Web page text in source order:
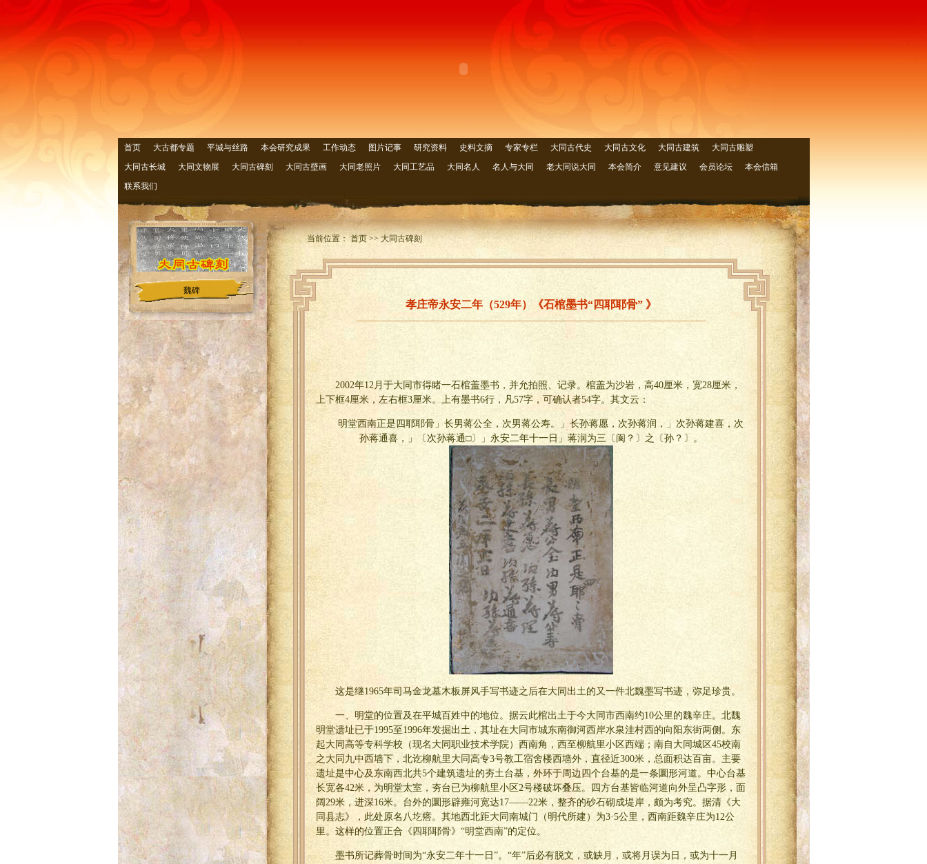
首页 大古都专题 平城与丝路 本会研究成果 工作动态 图片记事 研究资料 史料文摘 专家专栏 大同古代史 大同古文化 大同古建筑
大同古雕塑
大同古长城
大同文物展 大同古碑刻 大同古壁画 大同老照片 大同工艺品 大同名人 名人与大同 老大同说大同 本会简介 意见建议 会员论坛
本会信箱
联系我们
魏碑
当前位置： 首页 >> 大同古碑刻
孝庄帝永安二年（529年）《石棺墨书“四耶耶骨” 》
2002年12月于大同市得睹一石棺盖墨书，并允拍照、记录。棺盖为沙岩，高40厘米，宽28厘米，
上下框4厘米，左右框3厘米。上有墨书6行，凡57字，可确认者54字。其文云：
明堂西南正是四耶耶骨」长男蒋公全，次男蒋公寿。」长孙蒋愿，次孙蒋润，」次孙蒋建喜，次
孙蒋通喜，」〔次孙蒋通□〕」永安二年十一日」蒋润为三〔阆？〕之〔孙？〕。
这是继1965年司马金龙墓木板屏风手写书迹之后在大同出土的又一件北魏墨写书迹，弥足珍贵。
一、明堂的位置及在平城百姓中的地位。据云此棺出土于今大同市西南约10公里的魏辛庄。北魏
明堂遗址已于1995至1996年发掘出土，其址在大同市城东南御河西岸水泉洼村西的向阳东街两侧。东
起大同高等专科学校（现名大同职业技术学院）西南角，西至柳航里小区西端；南自大同城区45校南
之大同九中西墙下，北讫柳航里大同高专3号教工宿舍楼西墙外，直径近300米，总面积达百亩。主要
遗址是中心及东南西北共5个建筑遗址的夯土台基，外环于周边四个台基的是一条圜形河道。中心台基
长宽各42米，为明堂太室，夯台已为柳航里小区2号楼破坏叠压。四方台基皆临河道向外呈凸字形，面
阔29米，进深16米。台外的圜形辟雍河宽达17——22米，整齐的砂石砌成堤岸，颇为考究。据清《大
同县志》，此处原名八圪瘩。其地西北距大同南城门（明代所建）为3·5公里，西南距魏辛庄为12公
里。这样的位置正合《四耶耶骨》“明堂西南”的定位。
墨书所记葬骨时间为“永安二年十一日”。“年”后必有脱文，或缺月，或将月误为日，或为十一月